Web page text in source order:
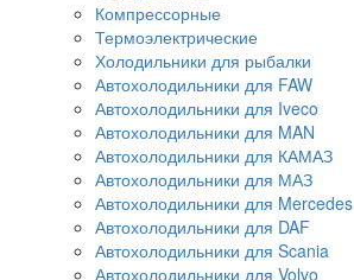
Компрессорные
Термоэлектрические
Холодильники для рыбалки
Автохолодильники для FAW
Автохолодильники для Iveco
Автохолодильники для MAN
Автохолодильники для КАМАЗ
Автохолодильники для МАЗ
Автохолодильники для Mercedes
Автохолодильники для DAF
Автохолодильники для Scania
Автохолодильники для Volvo